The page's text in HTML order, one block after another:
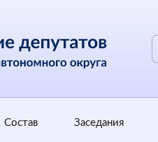
Состав Заседания